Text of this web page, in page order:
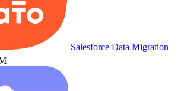
Salesforce Data Migration